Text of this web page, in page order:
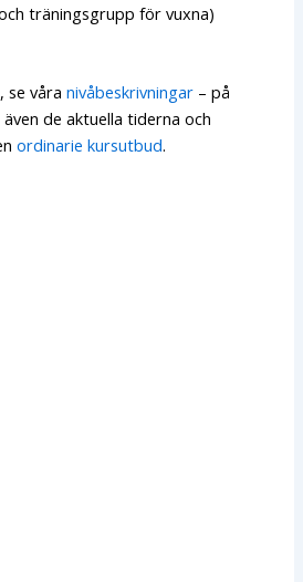
träningsgrupp för vuxna)
se våranivåbeskrivningar – på
de aktuella tiderna och
ordinarie kursutbud.